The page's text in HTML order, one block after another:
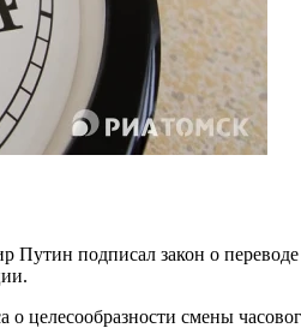
Путин подписал закон о
целесообразности смены